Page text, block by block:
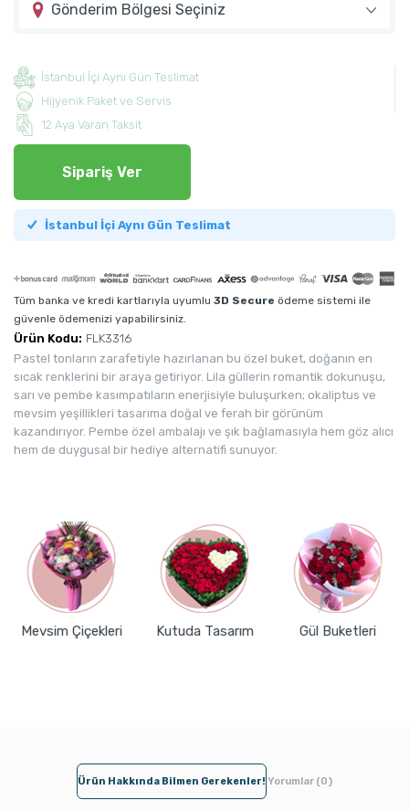
Gönderim Bölgesi Seçiniz
İstanbul İçi Aynı Gün Teslimat
Hijyenik Paket ve Servis
12 Aya Varan Taksit
Sipariş Ver
İstanbul İçi Aynı Gün Teslimat
Tüm banka ve kredi kartlarıyla uyumlu 3D Secure ödeme sistemi ile
güvenle ödemenizi yapabilirsiniz.
Ürün Kodu: FLK3316
Pastel tonların zarafetiyle hazırlanan bu özel buket, doğanın en
sıcak renklerini bir araya getiriyor. Lila güllerin romantik dokunuşu,
sarı ve pembe kasımpatıların enerjisiyle buluşurken; okaliptus ve
mevsim yeşillikleri tasarıma doğal ve ferah bir görünüm
kazandırıyor. Pembe özel ambalajı ve şık bağlamasıyla hem göz alıcı
hem de duygusal bir hediye alternatifi sunuyor.
Mevsim Çiçekleri Kutuda Tasarım Gül Buketleri
Ürün Hakkında Bilmen Gerekenler! Yorumlar (0)